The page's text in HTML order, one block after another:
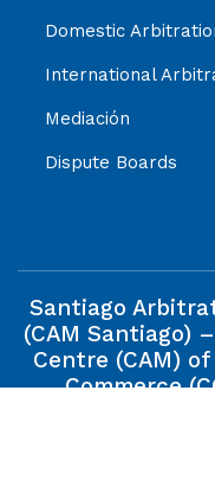
Domestic
International
Mediación
Dispute Boards
Santiago
(CAM Santiago)
Centre (CAM)
Commerce